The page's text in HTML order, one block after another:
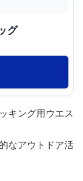
グ
キング用ウエス
なアウトドア活